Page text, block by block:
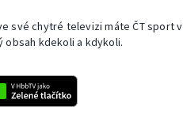
své chytré televizi máte ČT sport
obsah kdekoli a kdykoli.